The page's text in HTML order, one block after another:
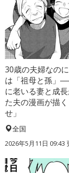
30歳の夫婦なの
は「祖母と孫」
に老いる妻と成
た夫の漫画が描
せ」
全国
2026年5月11日 09:43